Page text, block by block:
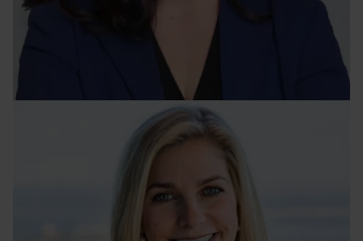
Foto: Privat
Tryggheten som gjorde att Enikö
inte gav upp
Saga Aginger/Marczak & Utterström • 20 mars 2026